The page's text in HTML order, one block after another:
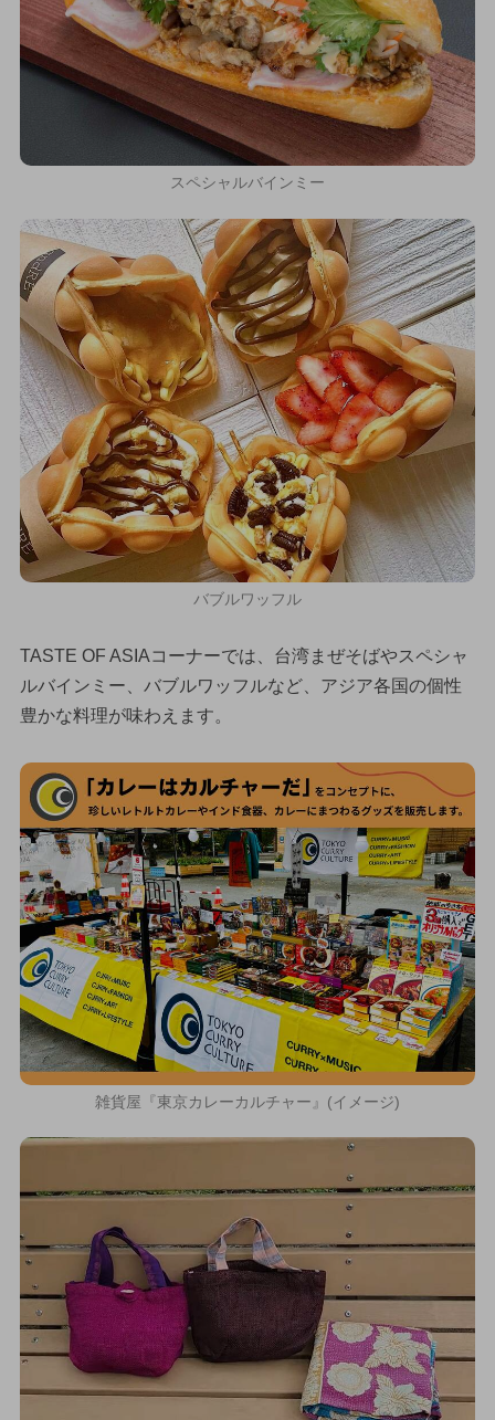
スペシャルバインミー
バブルワッフル
TASTE OF ASIAコーナーでは、台湾まぜそばやスペシャ
ルバインミー、バブルワッフルなど、アジア各国の個性
豊かな料理が味わえます。
雑貨屋『東京カレーカルチャー』(イメージ)